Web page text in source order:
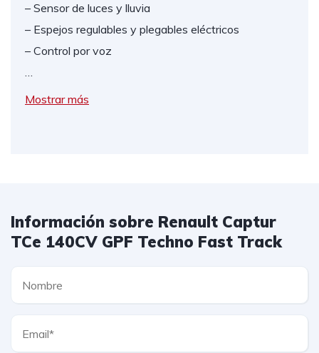
– Sensor de luces y lluvia
– Espejos regulables y plegables eléctricos
– Control por voz
…
Mostrar más
Información sobre Renault Captur
TCe 140CV GPF Techno Fast Track